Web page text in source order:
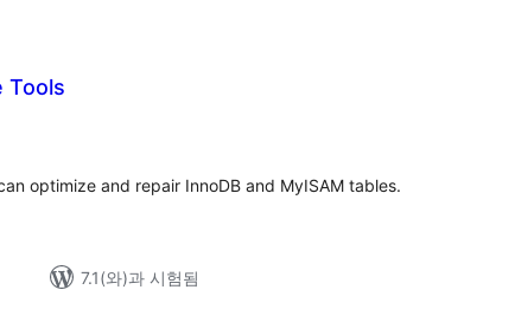
Tools
optimize and repair InnoDB and MyISAM tables.
7.1(와)과 시험됨